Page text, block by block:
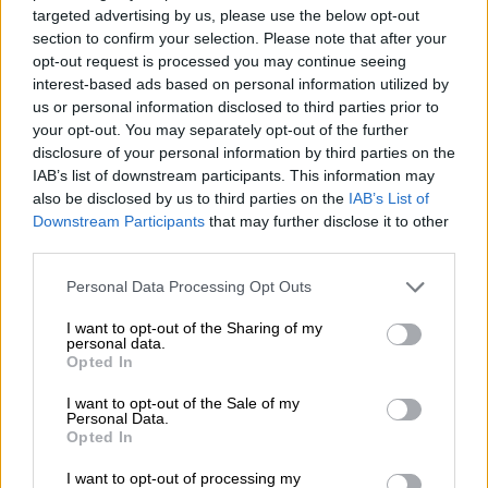
targeted advertising by us, please use the below opt-out
section to confirm your selection. Please note that after your
opt-out request is processed you may continue seeing
interest-based ads based on personal information utilized by
us or personal information disclosed to third parties prior to
your opt-out. You may separately opt-out of the further
disclosure of your personal information by third parties on the
IAB’s list of downstream participants. This information may
also be disclosed by us to third parties on the IAB’s List of
Downstream Participants that may further disclose it to other
Please note that this website/app uses one or more Google
not limited to your visit or usage behaviour. You may click to
grant or deny consent to Google and its third-party tags to
use your data for below specified purposes in below Google
consent section.
Personal Data Processing Opt Outs
I want to opt-out of the Sharing of my
personal data.
Opted In
I want to opt-out of the Sale of my
Personal Data.
Opted In
I want to opt-out of processing my
διαδίδεται μέσω των οστών αντί μόνο μέσω
του αέρα. Αυτή η «συντόμευση» μέσω του
κρανίουκάνει τη φωνή σας να ακούγεται στα
δικά σας αυτιά πιο γεμάτη και πιο βαθιά.
Στην ηχογράφηση, όμως, αυτό το εφέ
εξαφανίζεται. «Τότε ακούτε τη φωνή σας
μόνο μέσω του αέρα, ακριβώς όπως την
ακούν όλοι οι άλλοι», λέει η Norsett.
Επομένως,η ηχογραφημένη εκδοχήείναι
αυτή που αποτελεί την πραγματική σας φωνή